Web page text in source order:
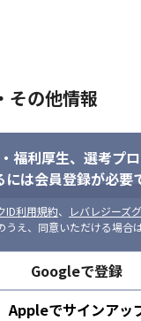
その他情報
福利厚生、 選考プ
には会員登録が必要
ID利用規約、
レバレジーズ
うえ、同意いただける場合
Googleで登録
Appleでサインアッ